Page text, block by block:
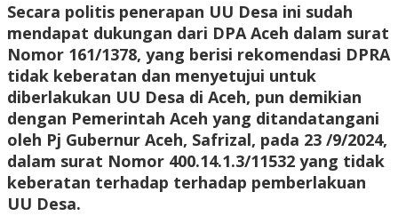
Secara politis penerapan UU Desa ini sudah
mendapat dukungan dari DPA Aceh dalam surat
Nomor 161/1378, yang berisi rekomendasi DPRA
tidak keberatan dan menyetujui untuk
diberlakukan UU Desa di Aceh, pun demikian
dengan Pemerintah Aceh yang ditandatangani
oleh Pj Gubernur Aceh, Safrizal, pada 23 /9/2024,
dalam surat Nomor 400.14.1.3/11532 yang tidak
keberatan terhadap terhadap pemberlakuan
UU Desa.